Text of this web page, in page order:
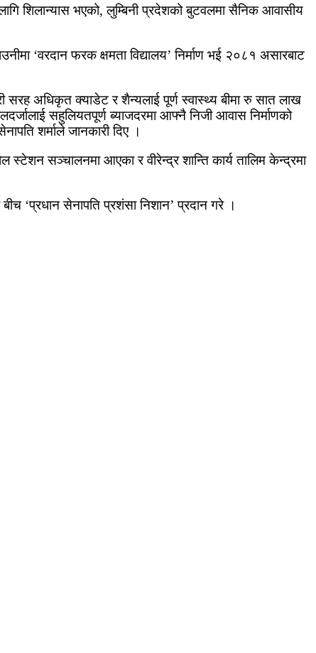
शिलान्यास भएको, लुम्बिनी प्रदेशको बुटवलमा सैनिक आवासीय
‘वरदान फरक क्षमता विद्यालय’ निर्माण भई २०८१ असारबाट
सरह अधिकृत क्याडेट र शैन्यलाई पूर्ण स्वास्थ्य बीमा रु सात लाख
सहुलियतपूर्ण ब्याजदरमा आफ्नै निजी आवास निर्माणको
शर्माले जानकारी दिए ।
सञ्चालनमा आएका र वीरेन्द्र शान्ति कार्य तालिम केन्द्रमा
‘प्रधान सेनापति प्रशंसा निशान’ प्रदान गरे ।